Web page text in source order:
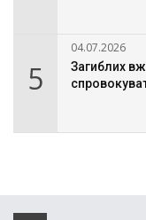
5
04.07.2026
Загиблих